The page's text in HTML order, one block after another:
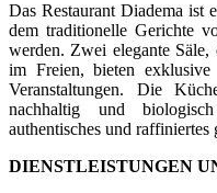
Das Restaurant Diadema ist
dem traditionelle Gerichte
werden. Zwei elegante
im Freien, bieten
Veranstaltungen. Die
nachhaltig und
authentisches und raffiniertes
DIENSTLEISTUNGEN